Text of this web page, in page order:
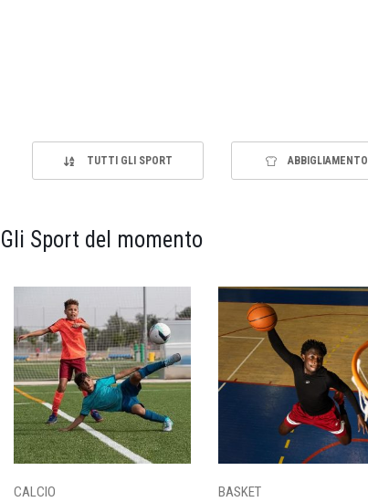
TUTTI GLI SPORT ABBIGLIAMENTO
Gli Sport del momento
CALCIO BASKET